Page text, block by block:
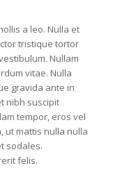
a leo. Nulla et
tristique tortor
Nullam
vitae. Nulla
gravida ante in
nibh suscipit
tempor, eros vel
ut mattis nulla nulla
sodales.
felis.